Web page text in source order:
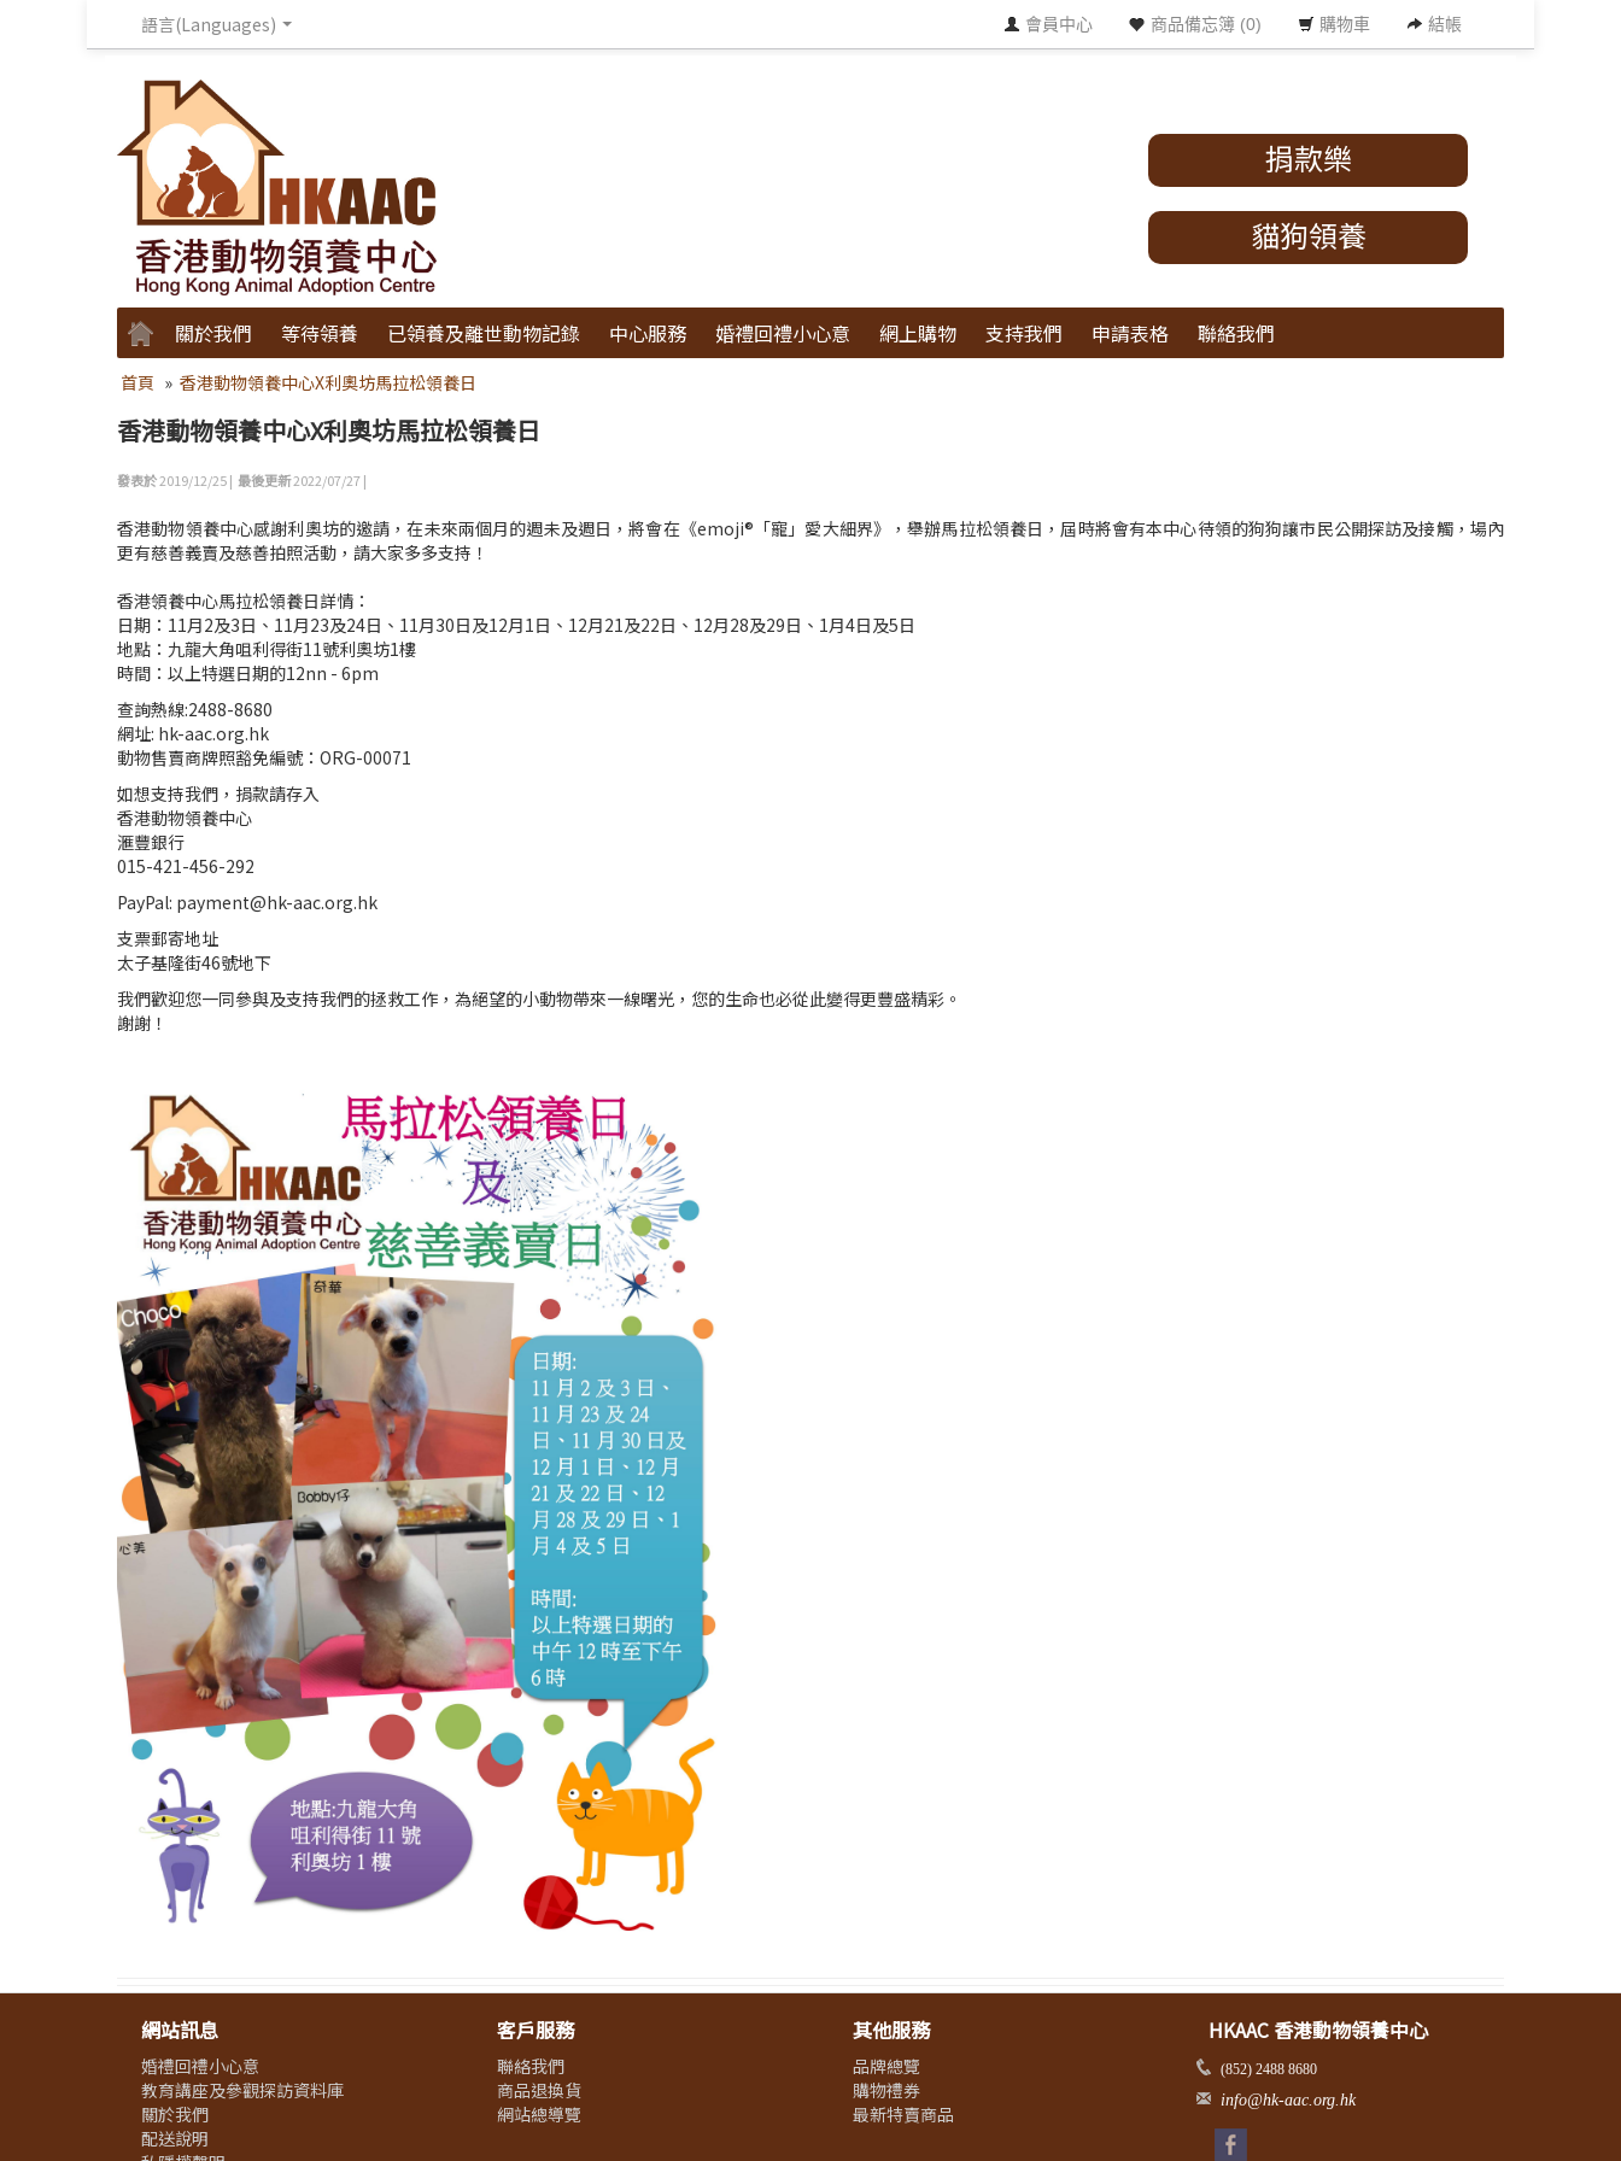
語言(Languages) 會員中心 商品備忘簿 (0) 購物車 結帳
捐款樂
貓狗領養
關於我們 等待領養 已領養及離世動物記錄 中心服務 婚禮回禮小心意 網上購物 支持我們 申請表格 聯絡我們
首頁 » 香港動物領養中心X利奧坊馬拉松領養日
香港動物領養中心X利奧坊馬拉松領養日
發表於2019/12/25 | 最後更新2022/07/27 |
香港動物領養中心感謝利奧坊的邀請，在未來兩個月的週未及週日，將會在《emoji®「寵」愛大細界》，舉辦馬拉松領養日，屆時將會有本中心待領的狗狗讓市民公開探訪及接觸，場內
更有慈善義賣及慈善拍照活動，請大家多多支持！
香港領養中心馬拉松領養日詳情：
日期：11月2及3日、11月23及24日、11月30日及12月1日、12月21及22日、12月28及29日、1月4日及5日
地點：九龍大角咀利得街11號利奧坊1樓
時間：以上特選日期的12nn - 6pm
查詢熱線:2488-8680
網址: hk-aac.org.hk
動物售賣商牌照豁免編號：ORG-00071
如想支持我們，捐款請存入
香港動物領養中心
滙豐銀行
015-421-456-292
PayPal: payment@hk-aac.org.hk
支票郵寄地址
太子基隆街46號地下
我們歡迎您一同參與及支持我們的拯救工作，為絕望的小動物帶來一線曙光，您的生命也必從此變得更豐盛精彩。
謝謝！
網站訊息
婚禮回禮小心意
教育講座及參觀探訪資料庫
關於我們
配送說明
客戶服務
聯絡我們
商品退換貨
網站總導覽
其他服務
品牌總覽
購物禮券
最新特賣商品
HKAAC 香港動物領養中心
(852) 2488 8680
info@hk-aac.org.hk